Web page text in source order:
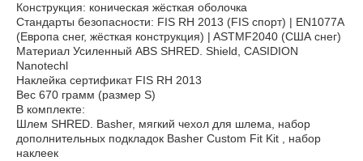
Конструкция: коническая жёсткая оболочка
Стандарты безопасности: FIS RH 2013 (FIS спорт) | EN1077A
(Европа снег, жёсткая конструкция) | ASTMF2040 (США снег)
Материал Усиленный ABS SHRED. Shield, CASIDION
Nanotechl
Наклейка сертификат FIS RH 2013
Вес 670 грамм (размер S)
В комплекте:
Шлем SHRED. Basher, мягкий чехол для шлема, набор
дополнительных подкладок Basher Custom Fit Kit , набор
наклеек